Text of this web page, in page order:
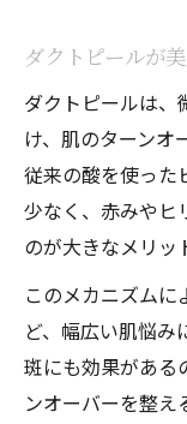
ダクト
肌悩み
安全な
活用
ダクトピールが
ダクトピールは、
け、肌のターンオ
従来の酸を使った
少なく、赤みやヒ
のが大きなメリッ
このメカニズム
ど、幅広い肌悩
斑にも効果がある
ンオーバーを整え